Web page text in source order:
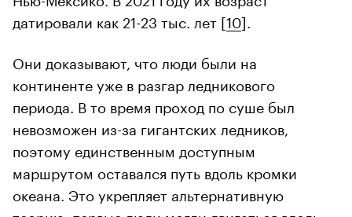
датировали как 21-23 тыс. лет [10].
Они доказывают, что люди были на
континенте уже в разгар ледникового
периода. В то время проход по суше был
невозможен из-за гигантских ледников,
поэтому единственным доступным
маршрутом оставался путь вдоль кромки
океана. Это укрепляет альтернативную